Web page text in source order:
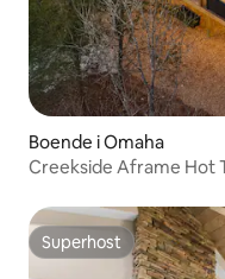
Boende i Omaha
Creekside Aframe Hot
Superhost
Superhost